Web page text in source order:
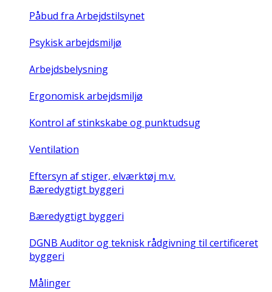
Påbud fra Arbejdstilsynet
Psykisk arbejdsmiljø
Arbejdsbelysning
Ergonomisk arbejdsmiljø
Kontrol af stinkskabe og punktudsug
Ventilation
Eftersyn af stiger, elværktøj m.v.
Bæredygtigt byggeri
Bæredygtigt byggeri
DGNB Auditor og teknisk rådgivning til certificeret
byggeri
Målinger